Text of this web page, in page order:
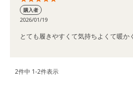
購入者
2026/01/19
2件中 1-2件表示